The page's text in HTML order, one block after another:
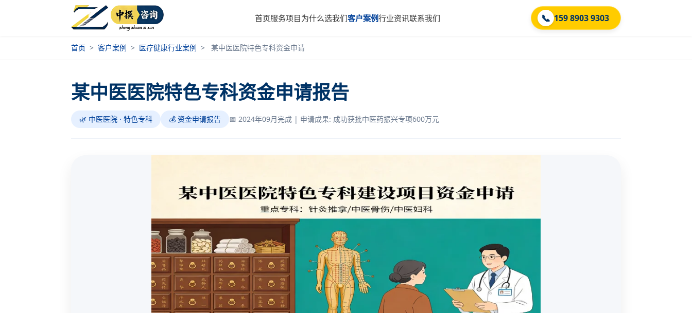
首页服务项目为什么选我们客户案例行业资讯联系我们 📞 159 8903 9303
首页 > 客户案例 > 医疗健康行业案例 > 某中医医院特色专科资金申请
某中医医院特色专科资金申请报告
🌿 中医医院 · 特色专科 💰 资金申请报告 📅 2024年09月完成 | 申请成果: 成功获批中医药振兴专项600万元